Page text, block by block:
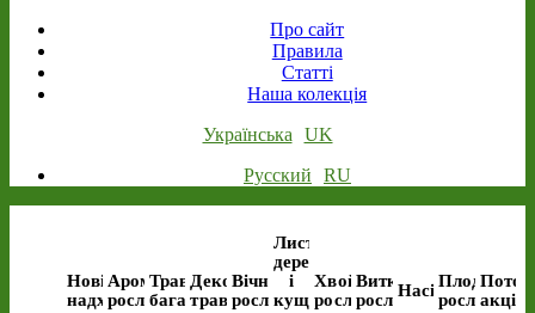
Про сайт
Правила
Статті
Наша колекція
Українська
UK
Русский
RU
Нові
надходження
Ароматичні
рослини
Трав’янисті
багаторічні
Декоративні
трави
Вічнозелені
рослини
Листяні
дерева
і
кущі
Хвойні
рослини
Виткі
рослиниНасінняПлодові
рослини
акція